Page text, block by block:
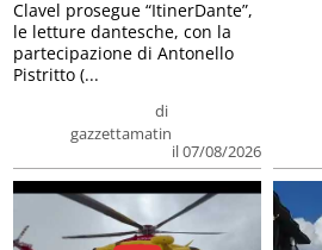
di
gazzettamatin
il 07/08/2026
Clavel prosegue “ItinerDante”,
le letture dantesche, con la
partecipazione di Antonello
Pistritto (...